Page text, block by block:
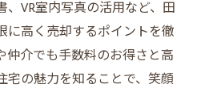
VR室内写真の活用など、田
に高く売却するポイントを徹
介でも手数料のお得さと高
宅の魅力を知ることで、笑顔